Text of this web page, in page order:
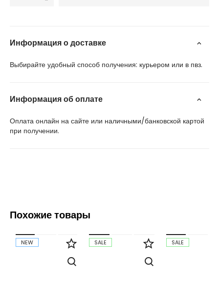
Информация о доставке
Выбирайте удобный способ получения: курьером или в пвз.
Информация об оплате
Оплата онлайн на сайте или наличными/банковской картой
при получении.
Похожие товары
NEW SALE SALE